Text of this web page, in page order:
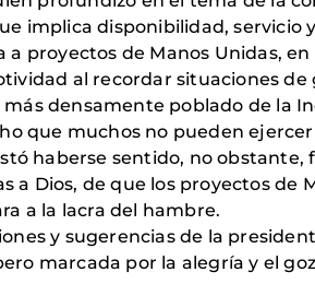
implica disponibilidad, servicio
a proyectos de Manos Unidas,
al recordar situaciones
densamente poblado de la
que muchos no pueden
haberse sentido, no
a Dios, de que los proyectos de
a la lacra del hambre.
y sugerencias de la
marcada por la alegría y el